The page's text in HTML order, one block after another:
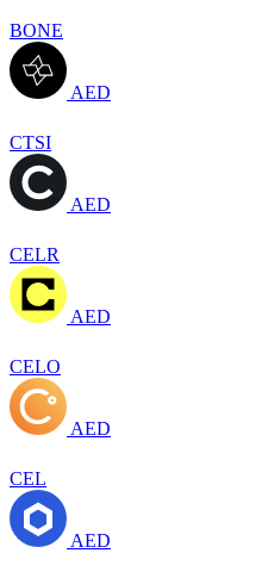
BONE
AED
CTSI
AED
CELR
AED
CELO
AED
CEL
AED